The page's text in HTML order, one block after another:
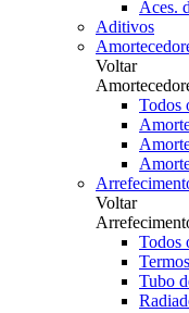
Aces.
Aditivos
Voltar
Todos
Voltar
Todos
Tubo